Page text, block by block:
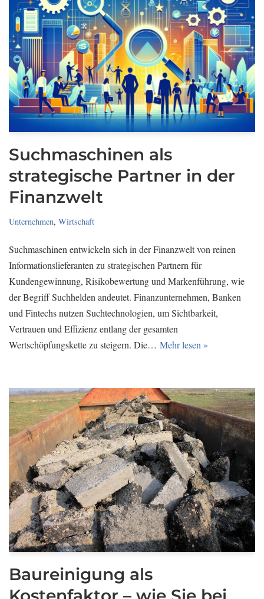
Suchmaschinen als
strategische Partner in der
Finanzwelt
Unternehmen, Wirtschaft
Suchmaschinen entwickeln sich in der Finanzwelt von reinen
Informationslieferanten zu strategischen Partnern für
Kundengewinnung, Risikobewertung und Markenführung, wie
der Begriff Suchhelden andeutet. Finanzunternehmen, Banken
und Fintechs nutzen Suchtechnologien, um Sichtbarkeit,
Vertrauen und Effizienz entlang der gesamten
Wertschöpfungskette zu steigern. Die… Mehr lesen »
Baureinigung als